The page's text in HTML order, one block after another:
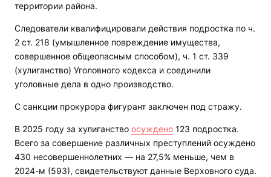
территории района.
Следователи квалифицировали действия подростка по ч.
2 ст. 218 (умышленное повреждение имущества,
совершенное общеопасным способом), ч. 1 ст. 339
(хулиганство) Уголовного кодекса и соединили
уголовные дела в одно производство.
С санкции прокурора фигурант заключен под стражу.
В 2025 году за хулиганство осуждено 123 подростка.
Всего за совершение различных преступлений осуждено
430 несовершеннолетних — на 27,5% меньше, чем в
2024-м (593), свидетельствуют данные Верховного суда.